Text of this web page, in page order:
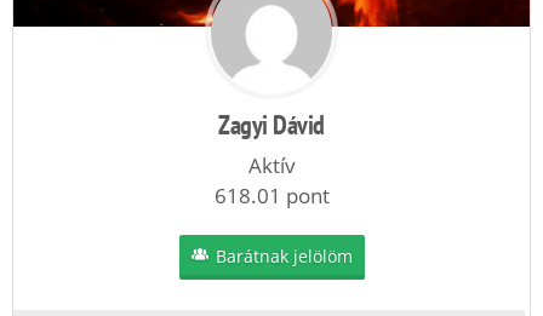
Zagyi Dávid
Aktív
618.01 pont
Barátnak jelölöm